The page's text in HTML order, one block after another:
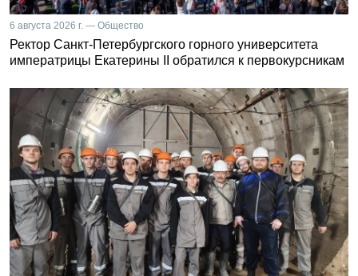
6 августа 2026 г. — Общество
Ректор Санкт-Петербургского горного университета
императрицы Екатерины II обратился к первокурсникам